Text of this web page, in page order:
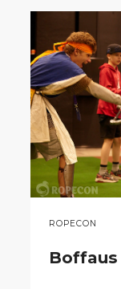
ROPECON
Boffaus